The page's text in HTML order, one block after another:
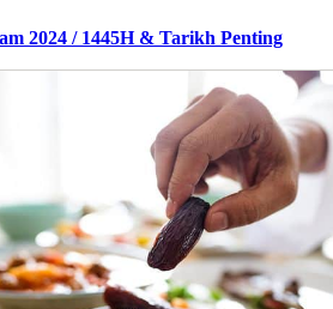
2024 / 1445H & Tarikh Penting